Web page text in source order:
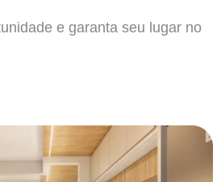
e garanta seu lugar no